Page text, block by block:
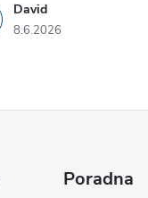
David
8.6.2026
Poradna